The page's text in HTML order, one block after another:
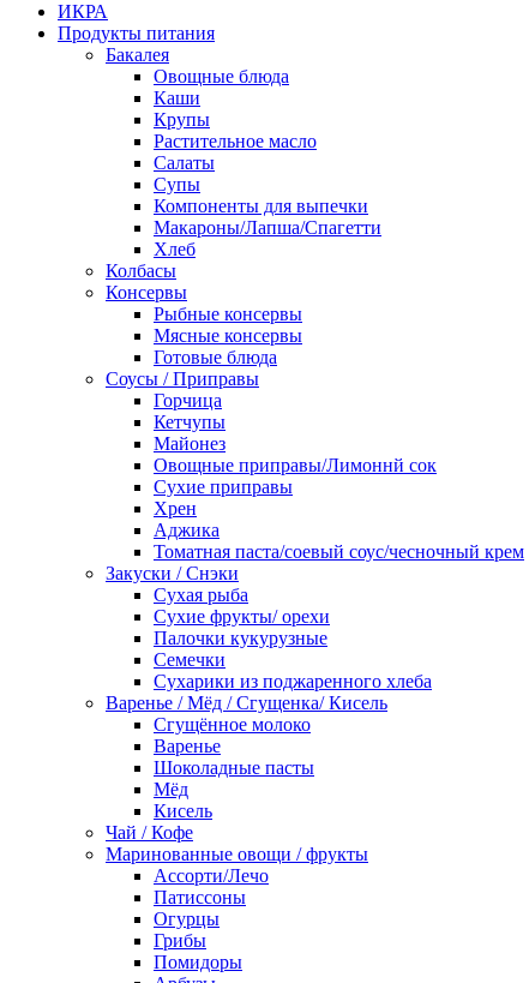
ИКРА
Продукты питания
Бакалея
Овощные блюда
Каши
Крупы
Растительное масло
Салаты
Супы
Компоненты для выпечки
Макароны/Лапша/Спагетти
Хлеб
Колбасы
Консервы
Рыбные консервы
Мясные консервы
Готовые блюда
Соусы / Приправы
Горчица
Кетчупы
Майонез
Овощные приправы/Лимоннй сок
Сухие приправы
Хрен
Аджика
Томатная паста/соевый соус/чесночный крем
Закуски / Снэки
Сухая рыба
Сухие фрукты/ орехи
Палочки кукурузные
Семечки
Сухарики из поджаренного хлеба
Варенье / Мёд / Сгущенка/ Кисель
Сгущённое молоко
Варенье
Шоколадные пасты
Мёд
Кисель
Чай / Кофе
Маринованные овощи / фрукты
Ассорти/Лечо
Патиссоны
Огурцы
Грибы
Помидоры